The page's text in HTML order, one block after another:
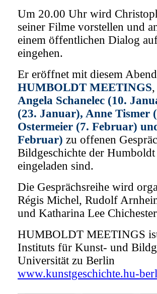
Um 20.00 Uhr wird
seiner Filme vorstellen und
einem öffentlichen Dialog
eingehen.
Er eröffnet mit diesem
HUMBOLDT MEETINGS
Angela Schanelec (10.
(23. Januar), Anne Tismer
Ostermeier (7. Februar)
Februar) zu offenen
Bildgeschichte der
eingeladen sind.
Die Gesprächsreihe wird
Régis Michel, Rudolf
und Katharina Lee Chichester
HUMBOLDT MEETINGS ist
Instituts für Kunst- und
Universität zu Berlin
www.kunstgeschichte.hu-